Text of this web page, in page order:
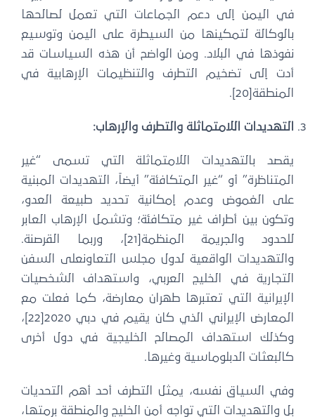
اليمن إلى دعم الجماعات التي تعمل لصالحها
لتمكينها من السيطرة على اليمن وتوسيع
في البلاد. ومن الواضح أن هذه السياسات قد
إلى تضخيم التطرف والتنظيمات الإرهابية في
اللامتماثلةوالتطرف والإرهاب:
بالتهديدات اللامتماثلة التي تسمى “غير
أو “غير المتكافئة” أيضاً، التهديدات المبنية
الغموض وعدم إمكانية تحديد طبيعة العدو،
بين أطراف غير متكافئة؛ وتشمل الإرهاب العابر
للحدود والجريمة المنظمة[21]، وربما القرصنة.
الواقعية لدول مجلس التعاونعلى السفن
في الخليج العربي، واستهداف الشخصيات
التي تعتبرها طهران معارضة، كما فعلت مع
المعارض الإيراني الذي كان يقيم في دبي 2020[22]،
استهداف المصالح الخليجية في دول أخرى
الدبلوماسية وغيرها.
السياق نفسه، يمثل التطرف أحد أهم التحديات
والتهديدات التي تواجه أمن الخليج والمنطقة برمتها،